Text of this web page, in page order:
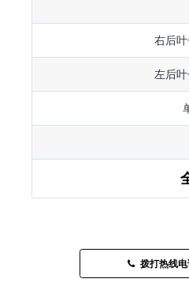
右后
左后
拨打热线